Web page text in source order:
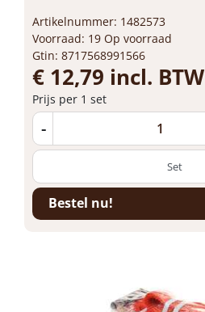
Artikelnummer: 1482573
Voorraad: 19 Op voorraad
Gtin: 8717568991566
€ 12,79 incl. BTW
Prijs per 1 set
-
Bestel nu!